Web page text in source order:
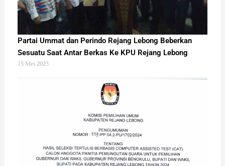
Partai Ummat dan Perindo Rejang Lebong Beberkan
Sesuatu Saat Antar Berkas Ke KPU Rejang Lebong
15 Mei 2023